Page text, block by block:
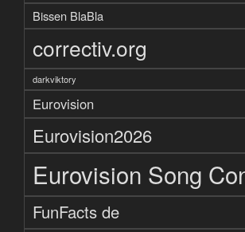
Bissen BlaBla
correctiv.org
darkviktory
Eurovision
Eurovision2026
Eurovision Song
FunFacts de